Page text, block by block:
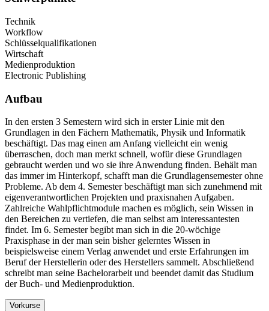
Technik
Workflow
Schlüsselqualifikationen
Wirtschaft
Medienproduktion
Electronic Publishing
Aufbau
In den ersten 3 Semestern wird sich in erster Linie mit den
Grundlagen in den Fächern Mathematik, Physik und Informatik
beschäftigt. Das mag einen am Anfang vielleicht ein wenig
überraschen, doch man merkt schnell, wofür diese Grundlagen
gebraucht werden und wo sie ihre Anwendung finden. Behält man
das immer im Hinterkopf, schafft man die Grundlagensemester ohne
Probleme. Ab dem 4. Semester beschäftigt man sich zunehmend mit
eigenverantwortlichen Projekten und praxisnahen Aufgaben.
Zahlreiche Wahlpflichtmodule machen es möglich, sein Wissen in
den Bereichen zu vertiefen, die man selbst am interessantesten
findet. Im 6. Semester begibt man sich in die 20-wöchige
Praxisphase in der man sein bisher gelerntes Wissen in
beispielsweise einem Verlag anwendet und erste Erfahrungen im
Beruf der Herstellerin oder des Herstellers sammelt. Abschließend
schreibt man seine Bachelorarbeit und beendet damit das Studium
der Buch- und Medienproduktion.
Vorkurse